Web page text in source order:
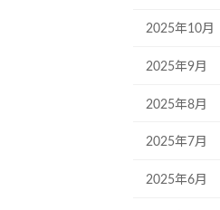
2025年10月
2025年9月
2025年8月
2025年7月
2025年6月